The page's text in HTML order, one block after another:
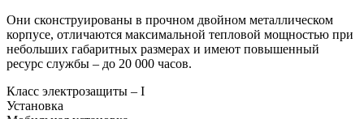
Они сконструированы в прочном двойном металлическом
корпусе, отличаются максимальной тепловой мощностью при
небольших габаритных размерах и имеют повышенный
ресурс службы – до 20 000 часов.
Класс электрозащиты – I
Установка